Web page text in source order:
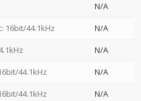
N/A
16bit/44.1kHz
N/A
N/A
44.1kHz
N/A
44.1kHz
N/A